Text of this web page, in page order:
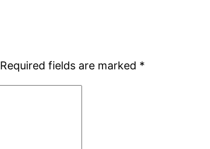
Required fields are marked *